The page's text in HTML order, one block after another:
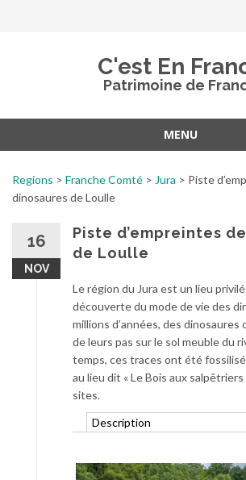
C'est En
Patrimoine de
MENU
contenu
Regions > Franche Comté > Jura > Piste
dinosaures de Loulle
16
NOV
Piste d’empreintes
de Loulle
Le région du Jura est un lieu
découverte du mode de vie des
millions d’années, des dinosaures
de leurs pas sur le sol meuble du
temps, ces traces ont été
au lieu dit « Le Bois aux salpêtriers
sites.
Description